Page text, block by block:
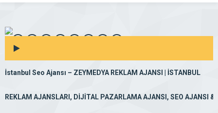
İstanbul Reklam Ajansı – ZEYMEDYA REKLAM AJANSI | İSTANBUL
REKLAM AJANSLARI, DİJİTAL PAZARLAMA AJANSI, SEO AJANSI &